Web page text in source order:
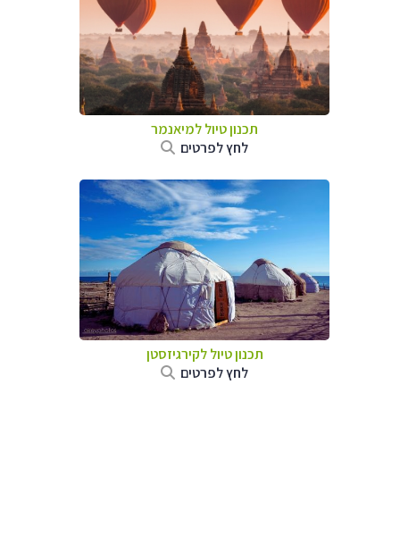
תכנון טיוללמיאנמר
לחץ לפרטים
תכנון טיוללקירגיזסטן
לחץ לפרטים